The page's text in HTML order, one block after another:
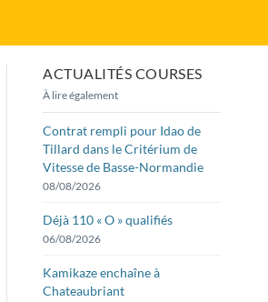
ACTUALITÉS COURSES
À lire également
Contrat rempli pour Idao de
Tillard dans le Critérium de
Vitesse de Basse-Normandie
08/08/2026
Déjà 110 « O » qualifiés
06/08/2026
Kamikaze enchaîne à
Chateaubriant